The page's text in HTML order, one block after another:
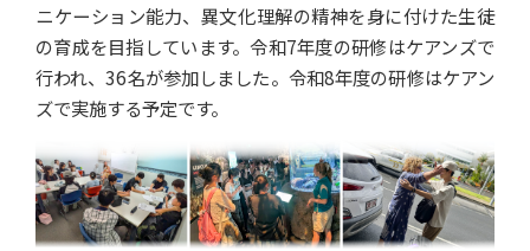
ニケーション能力、異文化理解の精神を身に付けた生徒
の育成を目指しています。令和7年度の研修はケアンズで
行われ、36名が参加しました。令和8年度の研修はケアン
ズで実施する予定です。